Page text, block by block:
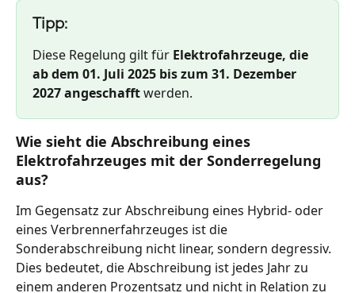
Tipp:
Diese Regelung gilt für Elektrofahrzeuge, die
ab dem 01. Juli 2025 bis zum 31. Dezember
2027 angeschafft werden.
Wie sieht die Abschreibung eines
Elektrofahrzeuges mit der Sonderregelung
aus?
Im Gegensatz zur Abschreibung eines Hybrid- oder
eines Verbrennerfahrzeuges ist die
Sonderabschreibung nicht linear, sondern degressiv.
Dies bedeutet, die Abschreibung ist jedes Jahr zu
einem anderen Prozentsatz und nicht in Relation zu